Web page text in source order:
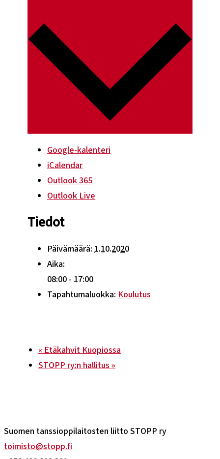
Google-kalenteri
iCalendar
Outlook 365
Outlook Live
Tiedot
Päivämäärä:1.10.2020
Aika:
08:00 - 17:00
Tapahtumaluokka: Koulutus
« Etäkahvit Kuopiossa
STOPP ry:n hallitus »
Suomen tanssioppilaitosten liitto STOPP ry
toimisto@stopp.fi